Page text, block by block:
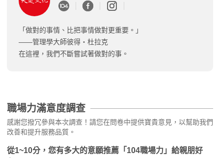
「做對的事情、比把事情做對更重要。」
——管理學大師彼得‧杜拉克
在這裡，我們不斷嘗試著做對的事。
職場力滿意度調查
感謝您撥冗參與本次調查！請您在問卷中提供寶貴意見，以幫助我們
改善和提升服務品質。
從1~10分，您有多大的意願推薦「104職場力」給親朋好